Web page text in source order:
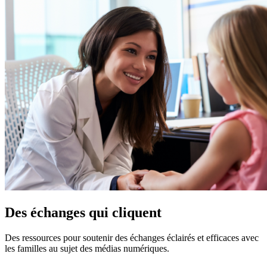
Des échanges qui cliquent
Des ressources pour soutenir des échanges éclairés et efficaces avec
les familles au sujet des médias numériques.